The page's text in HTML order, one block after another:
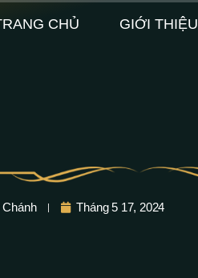
CHỦ GIỚI THIỆU
Tháng 5 17, 2024